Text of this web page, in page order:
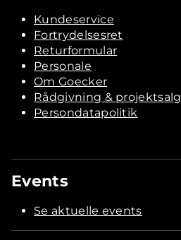
Kundeservice
Fortrydelsesret
Returformular
Personale
Om Goecker
Rådgivning & projektsalg
Persondatapolitik
Events
Se aktuelle events